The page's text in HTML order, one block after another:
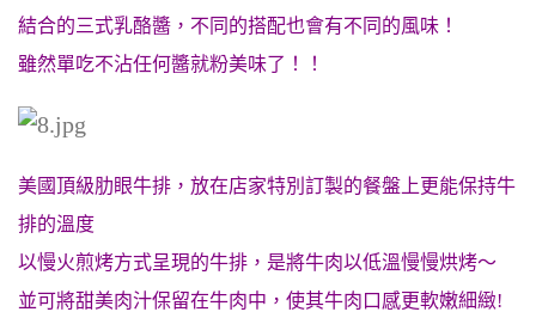
結合的三式乳酪醬，不同的搭配也會有不同的風味！
雖然單吃不沾任何醬就粉美味了！！
美國頂級肋眼牛排，放在店家特別訂製的餐盤上更能保持牛
排的溫度
以慢火煎烤方式呈現的牛排，是將牛肉以低溫慢慢烘烤～
並可將甜美肉汁保留在牛肉中，使其牛肉口感更軟嫩細緻!